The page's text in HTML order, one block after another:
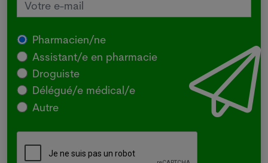
Pharmacien/ne
Assistant/e en pharmacie
Droguiste
Délégué/e médical/e
Autre